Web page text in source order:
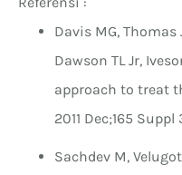
Davis MG, Thomas
Dawson TL Jr,
approach to treat
2011 Dec;165 Suppl
Sachdev M,